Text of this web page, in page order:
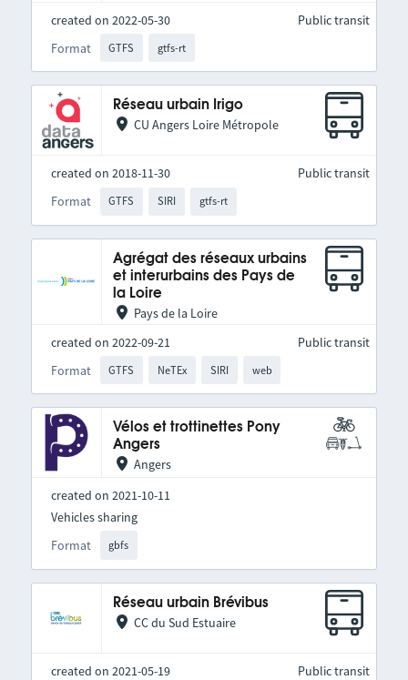
created on 2022-05-30
Format
GTFS gtfs-rt
Public transit
Réseau urbain Irigo
CU Angers Loire Métropole
created on 2018-11-30
Format
GTFS SIRI gtfs-rt
Public transit
Agrégat des réseaux urbains
et interurbains des Pays de
la Loire
Pays de la Loire
created on 2022-09-21
Format
GTFS NeTEx SIRI web
Public transit
Vélos et trottinettes Pony
Angers
Angers
created on 2021-10-11
Format gbfs
Vehicles sharing
Réseau urbain Brévibus
CC du Sud Estuaire
created on 2021-05-19
Public transit